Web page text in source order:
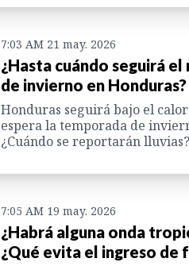
7:03 AM 21 may. 2026
¿Hasta cuándo seguirá
de invierno en Honduras?
Honduras seguirá bajo el
espera la temporada de
¿Cuándo se reportarán lluvias?
7:05 AM 19 may. 2026
¿Habrá alguna onda
¿Qué evita el ingreso de